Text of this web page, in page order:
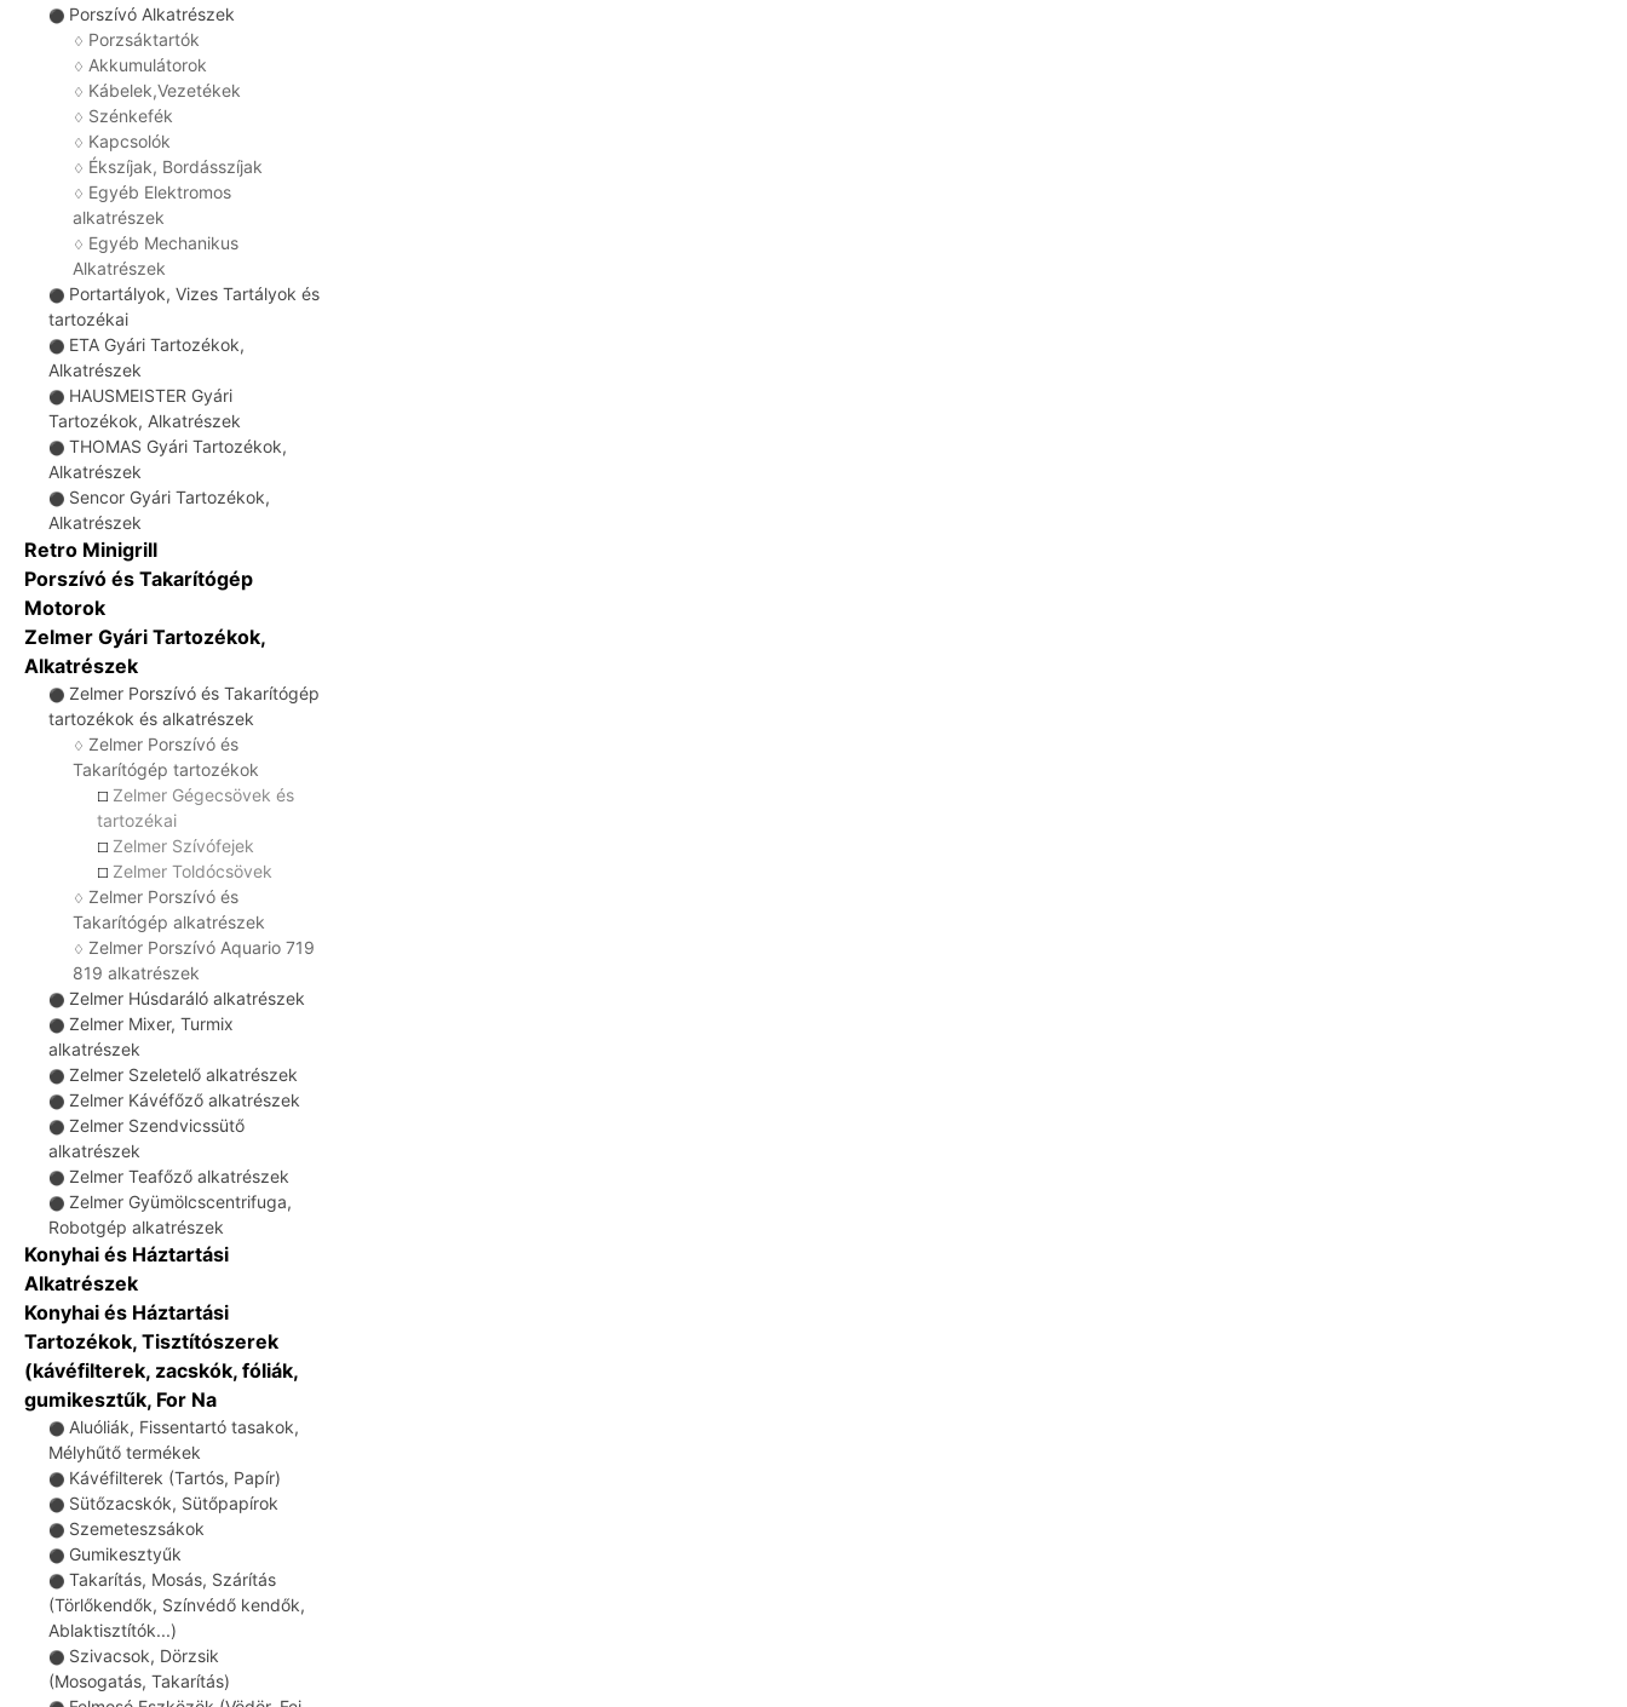
⚫ Porszívó Alkatrészek
♢ Porzsáktartók
♢ Akkumulátorok
♢ Kábelek,Vezetékek
♢ Szénkefék
♢ Kapcsolók
♢ Ékszíjak, Bordásszíjak
♢ Egyéb Elektromos
alkatrészek
♢ Egyéb Mechanikus
Alkatrészek
⚫ Portartályok, Vizes Tartályok és
tartozékai
⚫ ETA Gyári Tartozékok,
Alkatrészek
⚫ HAUSMEISTER Gyári
Tartozékok, Alkatrészek
⚫ THOMAS Gyári Tartozékok,
Alkatrészek
⚫ Sencor Gyári Tartozékok,
Alkatrészek
Retro Minigrill
Porszívó és Takarítógép
Motorok
Zelmer Gyári Tartozékok,
Alkatrészek
⚫ Zelmer Porszívó és Takarítógép
tartozékok és alkatrészek
♢ Zelmer Porszívó és
Takarítógép tartozékok
☐ Zelmer Gégecsövek és
tartozékai
☐ Zelmer Szívófejek
☐ Zelmer Toldócsövek
♢ Zelmer Porszívó és
Takarítógép alkatrészek
♢ Zelmer Porszívó Aquario 719
819 alkatrészek
⚫ Zelmer Húsdaráló alkatrészek
⚫ Zelmer Mixer, Turmix
alkatrészek
⚫ Zelmer Szeletelő alkatrészek
⚫ Zelmer Kávéfőző alkatrészek
⚫ Zelmer Szendvicssütő
alkatrészek
⚫ Zelmer Teafőző alkatrészek
⚫ Zelmer Gyümölcscentrifuga,
Robotgép alkatrészek
Konyhai és Háztartási
Alkatrészek
Konyhai és Háztartási
Tartozékok, Tisztítószerek
(kávéfilterek, zacskók, fóliák,
gumikesztűk, For Na
⚫ Aluóliák, Fissentartó tasakok,
Mélyhűtő termékek
⚫ Kávéfilterek (Tartós, Papír)
⚫ Sütőzacskók, Sütőpapírok
⚫ Szemeteszsákok
⚫ Gumikesztyűk
⚫ Takarítás, Mosás, Szárítás
(Törlőkendők, Színvédő kendők,
Ablaktisztítók...)
⚫ Szivacsok, Dörzsik
(Mosogatás, Takarítás)